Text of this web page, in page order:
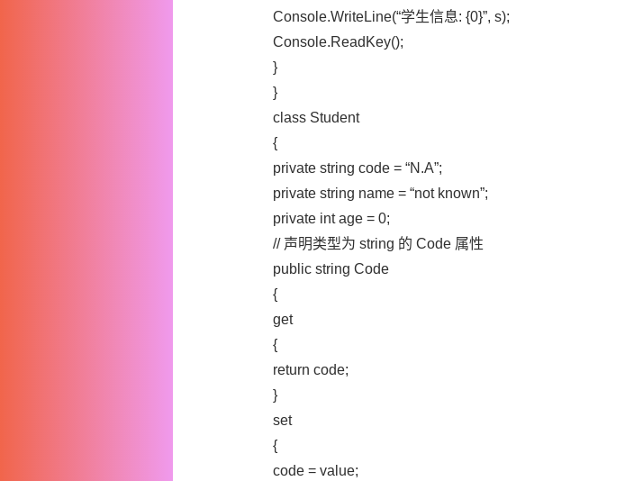
Console.WriteLine(“学生信息: {0}”, s);
Console.ReadKey();
}
}
class Student
{
private string code = “N.A”;
private string name = “not known”;
private int age = 0;
// 声明类型为 string 的 Code 属性
public string Code
{
get
{
return code;
}
set
{
code = value;